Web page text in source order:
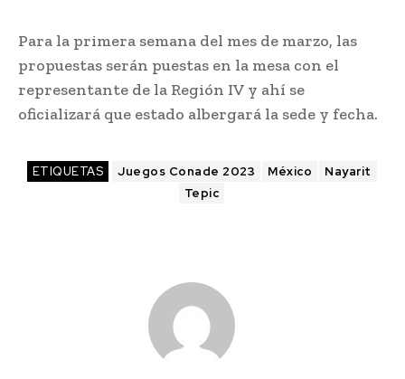
Para la primera semana del mes de marzo, las
propuestas serán puestas en la mesa con el
representante de la Región IV y ahí se
oficializará que estado albergará la sede y fecha.
ETIQUETAS Juegos Conade 2023 México
Nayarit
Tepic